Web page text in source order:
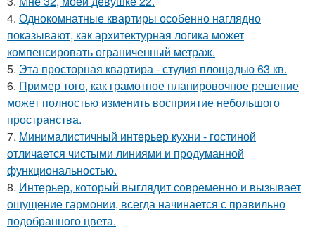
4. Однокомнатные квартиры особенно наглядно
показывают, как архитектурная логика может
компенсировать ограниченный метраж.
5. Эта просторная квартира - студия площадью 63 кв.
6. Пример того, как грамотное планировочное решение
может полностью изменить восприятие небольшого
пространства.
7. Минималистичный интерьер кухни - гостиной
отличается чистыми линиями и продуманной
функциональностью.
8. Интерьер, который выглядит современно и вызывает
ощущение гармонии, всегда начинается с правильно
подобранного цвета.